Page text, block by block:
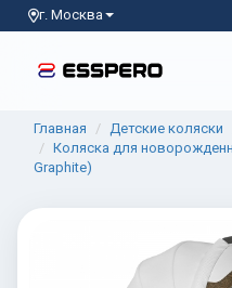
г. Москва
Главная Детские коляски
Коляска для
Graphite)